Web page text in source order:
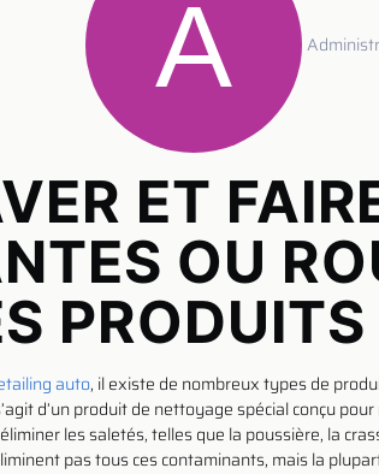
ET
OU
PRODUITS
auto, il existe de nombreux types de
d’un produit de nettoyage spécial conçu
les saletés, telles que la poussière, la
pas tous ces contaminants, mais la